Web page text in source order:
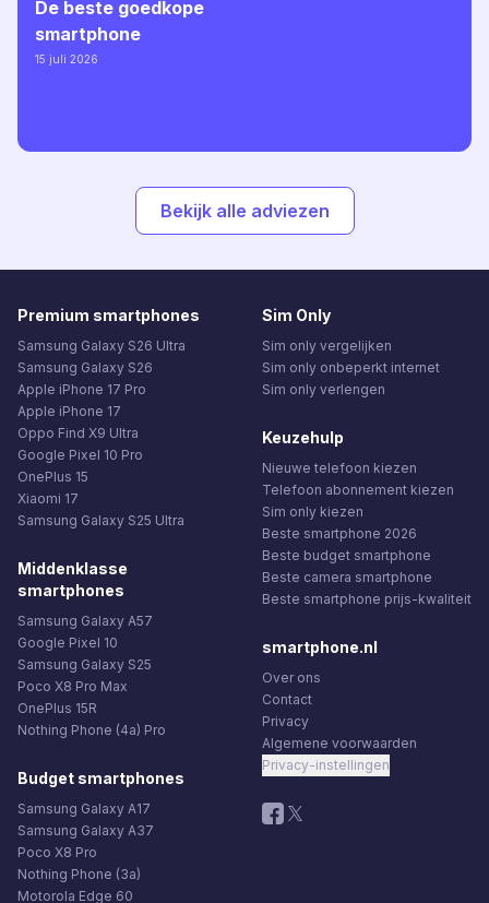
De beste goedkope
smartphone
15 juli 2026
Bekijk alle adviezen
Premium smartphones
Samsung Galaxy S26 Ultra
Samsung Galaxy S26
Apple iPhone 17 Pro
Apple iPhone 17
Oppo Find X9 Ultra
Google Pixel 10 Pro
OnePlus 15
Xiaomi 17
Samsung Galaxy S25 Ultra
Middenklasse
smartphones
Samsung Galaxy A57
Google Pixel 10
Samsung Galaxy S25
Poco X8 Pro Max
OnePlus 15R
Nothing Phone (4a) Pro
Budget smartphones
Samsung Galaxy A17
Samsung Galaxy A37
Poco X8 Pro
Nothing Phone (3a)
Motorola Edge 60
Sim Only
Sim only vergelijken
Sim only onbeperkt internet
Sim only verlengen
Keuzehulp
Nieuwe telefoon kiezen
Telefoon abonnement kiezen
Sim only kiezen
Beste smartphone 2026
Beste budget smartphone
Beste camera smartphone
Beste smartphone prijs-kwaliteit
smartphone.nl
Over ons
Contact
Privacy
Algemene voorwaarden
Privacy-instellingen